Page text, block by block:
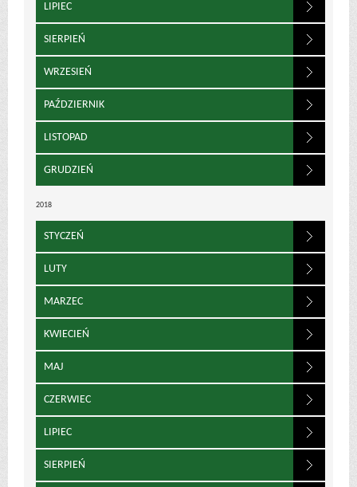
LIPIEC
SIERPIEŃ
WRZESIEŃ
PAŹDZIERNIK
LISTOPAD
GRUDZIEŃ
2018
STYCZEŃ
LUTY
MARZEC
KWIECIEŃ
MAJ
CZERWIEC
LIPIEC
SIERPIEŃ